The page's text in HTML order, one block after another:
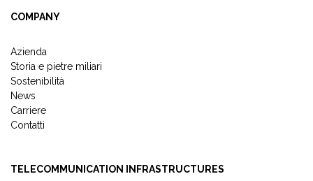
COMPANY
Azienda
Storia e pietre miliari
Sostenibilità
News
Carriere
Contatti
TELECOMMUNICATION INFRASTRUCTURES